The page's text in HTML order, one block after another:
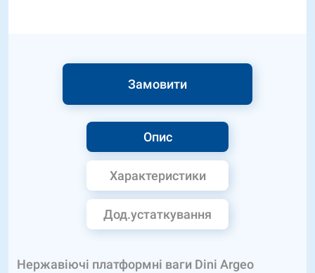
Опис
Характеристики
Дод.устаткування
Замовити
Нержавіючі платформні ваги Dini Argeo